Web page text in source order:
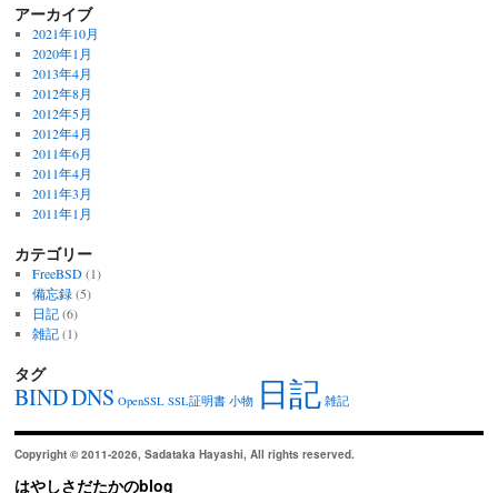
アーカイブ
2021年10月
2020年1月
2013年4月
2012年8月
2012年5月
2012年4月
2011年6月
2011年4月
2011年3月
2011年1月
カテゴリー
FreeBSD(1)
備忘録(5)
日記(6)
雑記(1)
タグ
BINDDNS OpenSSL SSL証明書 小物 日記 雑記
Copyright © 2011-2026, Sadataka Hayashi, All rights reserved.
はやしさだたかのblog